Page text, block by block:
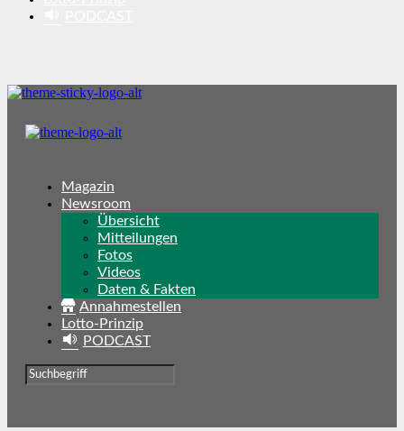
Magazin
Newsroom
Übersicht
Mitteilungen
Fotos
Videos
Daten & Fakten
Annahmestellen
Lotto-Prinzip
PODCAST